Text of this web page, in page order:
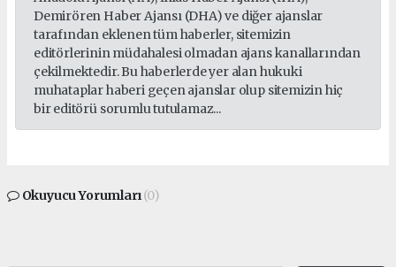
Demirören Haber Ajansı (DHA) ve diğer ajanslar
tarafından eklenen tüm haberler, sitemizin
editörlerinin müdahalesi olmadan ajans kanallarından
çekilmektedir. Bu haberlerde yer alan hukuki
muhataplar haberi geçen ajanslar olup sitemizin hiç
bir editörü sorumlu tutulamaz...
Okuyucu Yorumları(0)